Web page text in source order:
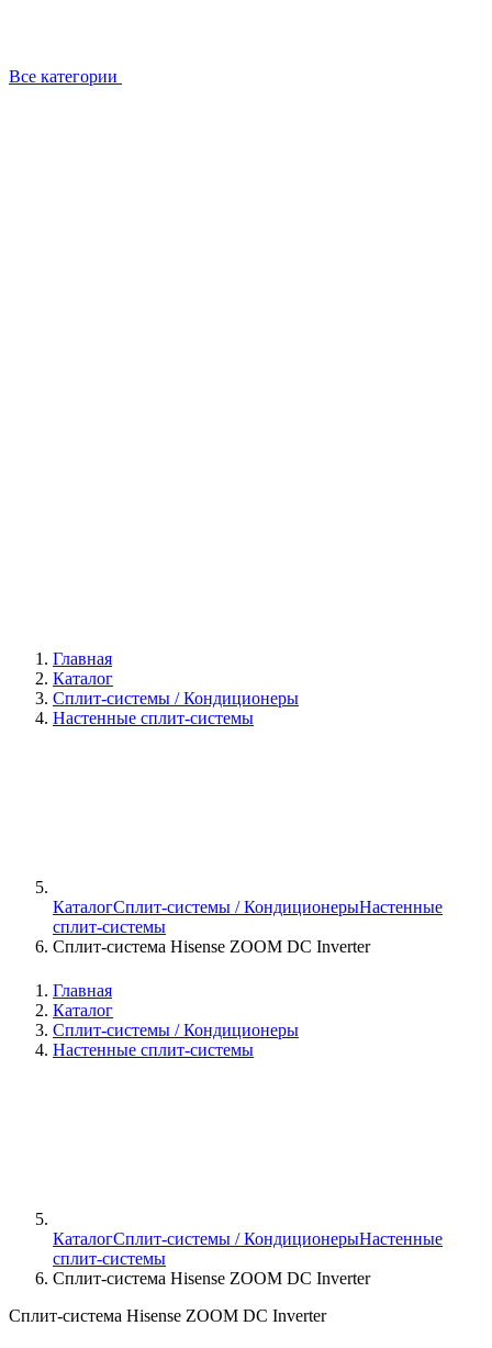
Все категории
Главная
Каталог
Сплит-системы / Кондиционеры
Настенные сплит-системы
КаталогСплит-системы / КондиционерыНастенные
сплит-системы
Сплит-система Hisense ZOOM DC Inverter
Главная
Каталог
Сплит-системы / Кондиционеры
Настенные сплит-системы
КаталогСплит-системы / КондиционерыНастенные
сплит-системы
Сплит-система Hisense ZOOM DC Inverter
Сплит-система Hisense ZOOM DC Inverter